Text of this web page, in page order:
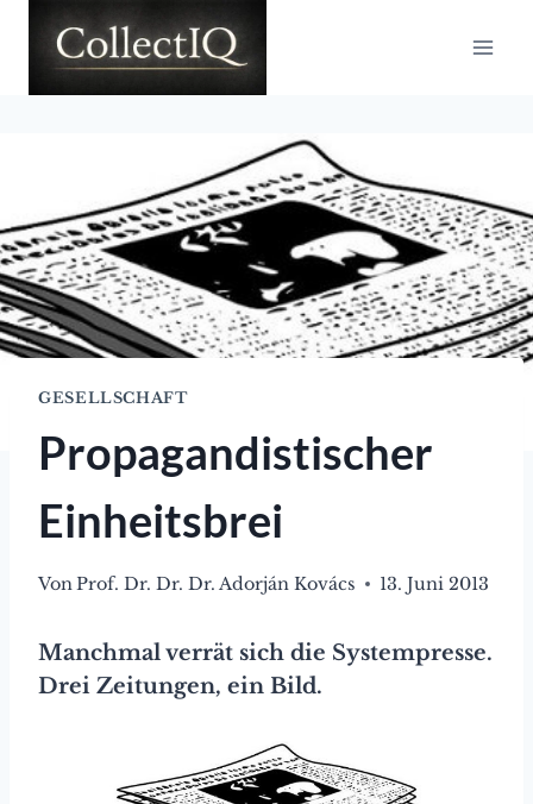
Inhalt
GESELLSCHAFT
Propagandistischer
Einheitsbrei
VonProf. Dr. Dr. Dr. Adorján Kovács 13. Juni 2013
Manchmal verrät sich die Systempresse.
Drei Zeitungen, ein Bild.